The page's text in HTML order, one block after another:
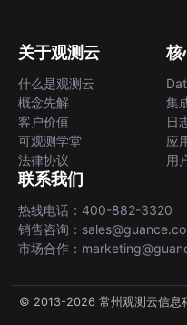
关于观测云
什么是观测云
概念先解
客户价值
可观测学堂
法律协议
核
集
日
应
用
联系我们
热线电话：400-882-3320
销售咨询：
市场合作：
© 2013-2026 常州观测云信息